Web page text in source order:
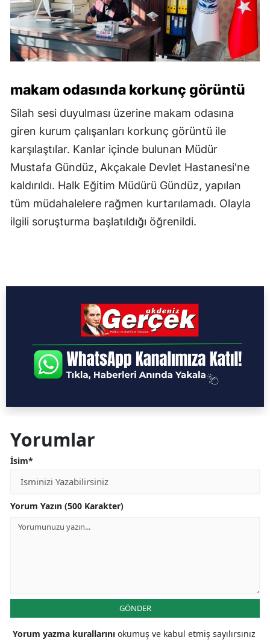
makam odasında korkunç görüntü
Silah sesi duyulması üzerine makam odasına
giren kurum çalışanları korkunç görüntü ile
karşılaştılar. Kanlar içinde bulunan Müdür
Mustafa Gündüz, Akçakale Devlet Hastanesi'ne
kaldırıldı. Halk Eğitim Müdürü Gündüz, yapılan
tüm müdahalelere rağmen kurtarılamadı. Olayla
ilgili soruşturma başlatıldığı öğrenildi.
Yorumlar
İsim*
Yorum Yazın (500 Karakter)
GÖNDER
Yorum yazma kurallarını okumuş ve kabul etmiş sayılırsınız